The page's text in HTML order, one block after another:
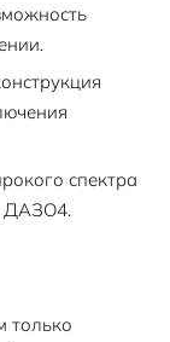
спектра
ДАЗО4.
только